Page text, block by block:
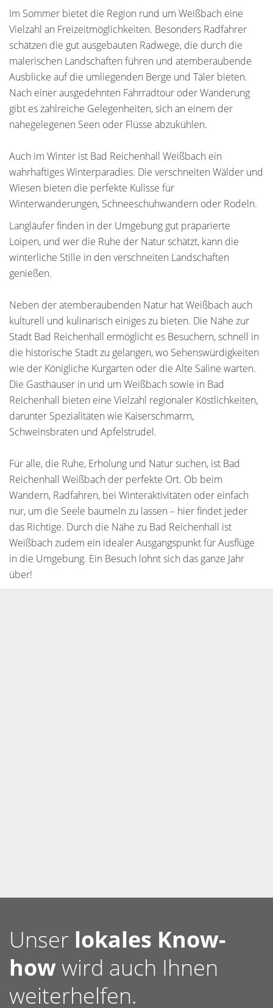
Im Sommer bietet die Region rund um Weißbach eine
Vielzahl an Freizeitmöglichkeiten. Besonders Radfahrer
schätzen die gut ausgebauten Radwege, die durch die
malerischen Landschaften führen und atemberaubende
Ausblicke auf die umliegenden Berge und Täler bieten.
Nach einer ausgedehnten Fahrradtour oder Wanderung
gibt es zahlreiche Gelegenheiten, sich an einem der
nahegelegenen Seen oder Flüsse abzukühlen.
Auch im Winter ist Bad Reichenhall Weißbach ein
wahrhaftiges Winterparadies. Die verschneiten Wälder und
Wiesen bieten die perfekte Kulisse für
Winterwanderungen, Schneeschuhwandern oder Rodeln.
Langläufer finden in der Umgebung gut präparierte
Loipen, und wer die Ruhe der Natur schätzt, kann die
winterliche Stille in den verschneiten Landschaften
genießen.
Neben der atemberaubenden Natur hat Weißbach auch
kulturell und kulinarisch einiges zu bieten. Die Nähe zur
Stadt Bad Reichenhall ermöglicht es Besuchern, schnell in
die historische Stadt zu gelangen, wo Sehenswürdigkeiten
wie der Königliche Kurgarten oder die Alte Saline warten.
Die Gasthäuser in und um Weißbach sowie in Bad
Reichenhall bieten eine Vielzahl regionaler Köstlichkeiten,
darunter Spezialitäten wie Kaiserschmarrn,
Schweinsbraten und Apfelstrudel.
Für alle, die Ruhe, Erholung und Natur suchen, ist Bad
Reichenhall Weißbach der perfekte Ort. Ob beim
Wandern, Radfahren, bei Winteraktivitäten oder einfach
nur, um die Seele baumeln zu lassen – hier findet jeder
das Richtige. Durch die Nähe zu Bad Reichenhall ist
Weißbach zudem ein idealer Ausgangspunkt für Ausflüge
in die Umgebung. Ein Besuch lohnt sich das ganze Jahr
über!
Unser lokales Know-
howwird auch Ihnen
weiterhelfen.